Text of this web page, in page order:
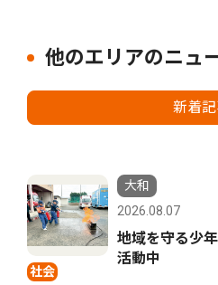
他のエリアのニュ
新着
社会
大和
2026.08.07
地域を守る少
活動中